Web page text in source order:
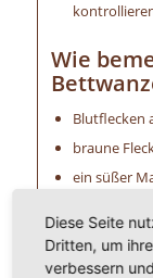
Wie
Blutflecken
braune
ein süßer
allergische
Diese Seite
Dritten, um
verbessern